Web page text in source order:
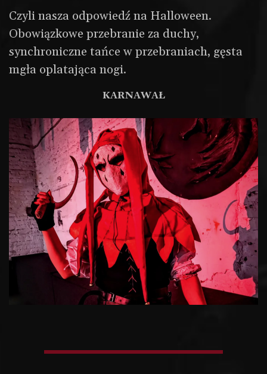
Cennik
Aktualności
Pokazy rycerskie
Czyli nasza odpowiedź na Halloween.
Obowiązkowe przebranie za duchy,
synchroniczne tańce w przebraniach, gęsta
mgła oplatająca nogi.
KARNAWAŁ